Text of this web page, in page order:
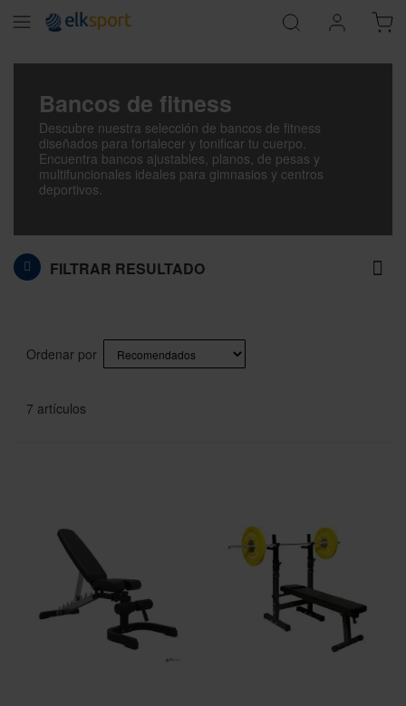
Bancos de fitness
Descubre nuestra selección de bancos de fitness
diseñados para fortalecer y tonificar tu cuerpo.
Encuentra bancos ajustables, planos, de pesas y
multifuncionales ideales para gimnasios y centros
deportivos.
FILTRAR RESULTADO
7 artículos
Ordenar por